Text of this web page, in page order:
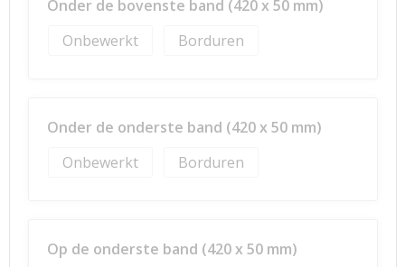
Onder de bovenste band (420 x 50 mm)
Onbewerkt
Borduren
Onder de onderste band (420 x 50 mm)
Onbewerkt
Borduren
Op de onderste band (420 x 50 mm)